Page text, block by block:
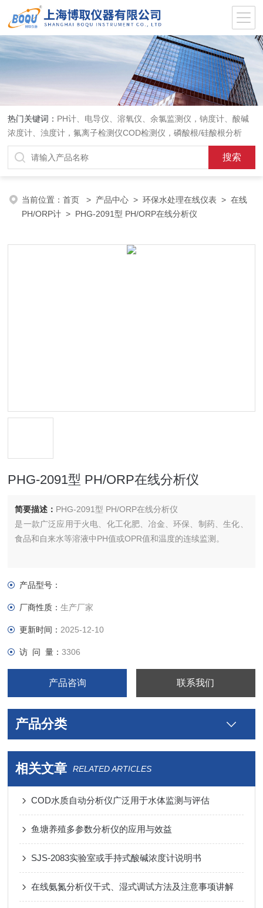
热门关键词： PH计、电导仪、溶氧仪、余氯监测仪，钠度计、酸碱
浓度计、浊度计，氟离子检测仪COD检测仪，磷酸根/硅酸根分析
仪，PH电极、溶氧电极、电导电极
当前位置：首页 > 产品中心 >环保水处理在线仪表 >在线
PH/ORP计 > PHG-2091型 PH/ORP在线分析仪
PHG-2091型 PH/ORP在线分析仪
简要描述： PHG-2091型 PH/ORP在线分析仪
是一款广泛应用于火电、化工化肥、冶金、环保、制药、生化、
食品和自来水等溶液中PH值或OPR值和温度的连续监测。
产品型号：
厂商性质：生产厂家
更新时间： 2025-12-10
访 问 量：3306
产品咨询 联系我们
产品分类
相关文章 RELATED ARTICLES
COD水质自动分析仪广泛用于水体监测与评估
鱼塘养殖多参数分析仪的应用与效益
SJS-2083实验室或手持式酸碱浓度计说明书
在线氨氮分析仪干式、湿式调试方法及注意事项讲解